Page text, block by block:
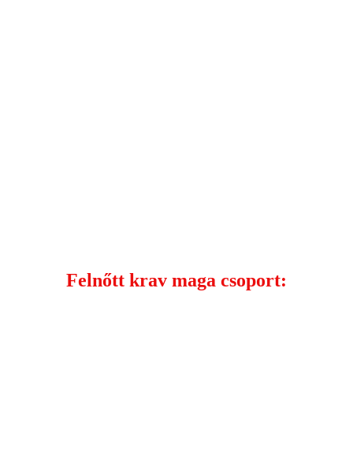
Felnőtt krav maga csoport: